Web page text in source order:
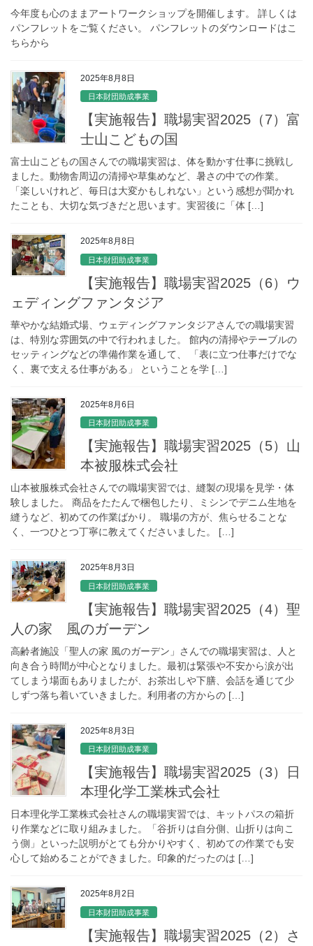
今年度も心のままアートワークショップを開催します。 詳しくは
パンフレットをご覧ください。 パンフレットのダウンロードはこ
ちらから
2025年8月8日
日本財団助成事業
【実施報告】職場実習2025（7）富
士山こどもの国
富士山こどもの国さんでの職場実習は、体を動かす仕事に挑戦し
ました。動物舎周辺の清掃や草集めなど、暑さの中での作業。
「楽しいけれど、毎日は大変かもしれない」という感想が聞かれ
たことも、大切な気づきだと思います。実習後に「体 […]
2025年8月8日
日本財団助成事業
【実施報告】職場実習2025（6）ウ
ェディングファンタジア
華やかな結婚式場、ウェディングファンタジアさんでの職場実習
は、特別な雰囲気の中で行われました。 館内の清掃やテーブルの
セッティングなどの準備作業を通して、 「表に立つ仕事だけでな
く、裏で支える仕事がある」 ということを学 […]
2025年8月6日
日本財団助成事業
【実施報告】職場実習2025（5）山
本被服株式会社
山本被服株式会社さんでの職場実習では、縫製の現場を見学・体
験しました。 商品をたたんで梱包したり、ミシンでデニム生地を
縫うなど、初めての作業ばかり。 職場の方が、焦らせることな
く、一つひとつ丁寧に教えてくださいました。 […]
2025年8月3日
日本財団助成事業
【実施報告】職場実習2025（4）聖
人の家 風のガーデン
高齢者施設「聖人の家 風のガーデン」さんでの職場実習は、人と
向き合う時間が中心となりました。最初は緊張や不安から涙が出
てしまう場面もありましたが、お茶出しや下膳、会話を通じて少
しずつ落ち着いていきました。利用者の方からの […]
2025年8月3日
日本財団助成事業
【実施報告】職場実習2025（3）日
本理化学工業株式会社
日本理化学工業株式会社さんの職場実習では、キットパスの箱折
り作業などに取り組みました。「谷折りは自分側、山折りは向こ
う側」といった説明がとても分かりやすく、初めての作業でも安
心して始めることができました。印象的だったのは […]
2025年8月2日
日本財団助成事業
【実施報告】職場実習2025（2）さ